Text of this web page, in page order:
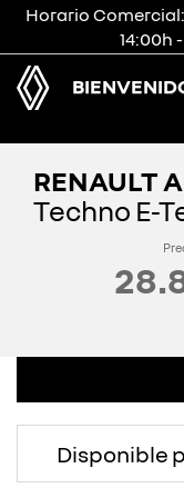
Horario
14:00h
RENAULT
Techno E-
Disponible